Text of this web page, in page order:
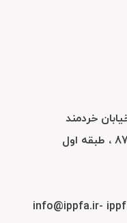
خردمند
info@ippfa.ir-